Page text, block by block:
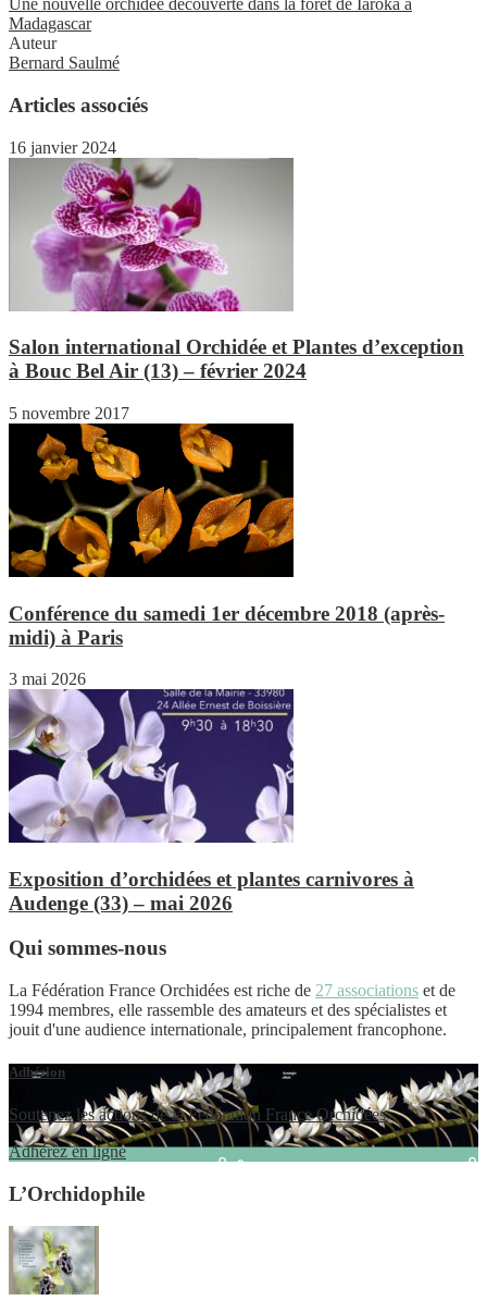
Une nouvelle orchidée découverte dans la forêt de Iaroka à
Madagascar
Auteur
Bernard Saulmé
Articles associés
16 janvier 2024
Salon international Orchidée et Plantes d’exception
à Bouc Bel Air (13) – février 2024
5 novembre 2017
Conférence du samedi 1er décembre 2018 (après-
midi) à Paris
3 mai 2026
Exposition d’orchidées et plantes carnivores à
Audenge (33) – mai 2026
Qui sommes-nous
La Fédération France Orchidées est riche de 27 associations et de
1994 membres, elle rassemble des amateurs et des spécialistes et
jouit d'une audience internationale, principalement francophone.
Adhésion
Soutenez les actions de la Fédération France Orchidées
Adhérez en ligne
L’Orchidophile